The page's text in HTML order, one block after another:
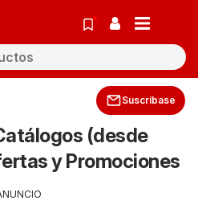
Suscríbase
(desde
y Promociones